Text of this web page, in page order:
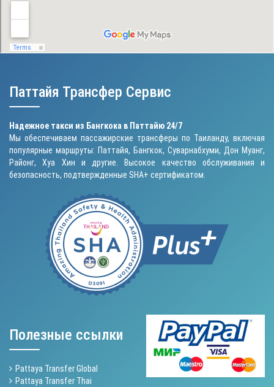
Паттайя Трансфер Сервис
Надежное такси из Бангкока в Паттайю 24/7
Мы обеспечиваем пассажирские трансферы по Таиланду, включая
популярные маршруты: Паттайя, Бангкок, Суварнабхуми, Дон Муанг,
Районг, Хуа Хин и другие. Высокое качество обслуживания и
безопасность, подтвержденные SHA+ сертификатом.
Полезные ссылки
Pattaya Transfer Global
Pattaya Transfer Thai